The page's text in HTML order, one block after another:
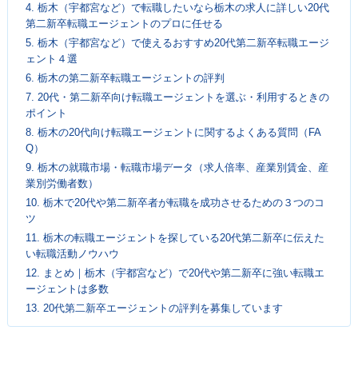
4. 栃木（宇都宮など）で転職したいなら栃木の求人に詳しい20代
第二新卒転職エージェントのプロに任せる
5. 栃木（宇都宮など）で使えるおすすめ20代第二新卒転職エージ
ェント４選
6. 栃木の第二新卒転職エージェントの評判
7. 20代・第二新卒向け転職エージェントを選ぶ・利用するときの
ポイント
8. 栃木の20代向け転職エージェントに関するよくある質問（FA
Q）
9. 栃木の就職市場・転職市場データ（求人倍率、産業別賃金、産
業別労働者数）
10. 栃木で20代や第二新卒者が転職を成功させるための３つのコ
ツ
11.
栃木の転職エージェントを探している20代第二新卒に伝えた
い転職活動ノウハウ
12.
まとめ｜栃木（宇都宮など）で20代や第二新卒に強い転職エ
ージェントは多数
13. 20代第二新卒エージェントの評判を募集しています